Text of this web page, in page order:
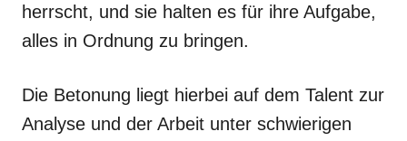
herrscht, und sie halten es für ihre Aufgabe,
alles in Ordnung zu bringen.
Die Betonung liegt hierbei auf dem Talent zur
Analyse und der Arbeit unter schwierigen